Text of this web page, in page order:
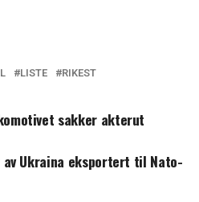
LISTE RIKEST
sakker akterut
Ukraina eksportert til Nato-